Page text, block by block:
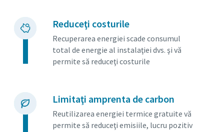
Reduceţi costurile
Recuperarea energiei scade consumul
total de energie al instalaţiei dvs. şi vă
permite să reduceţi costurile
Limitaţi amprenta de carbon
Reutilizarea energiei termice gratuite vă
permite să reduceţi emisiile, lucru pozitiv